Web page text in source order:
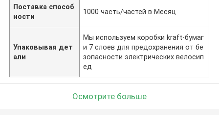
Поставка способ
ности
1000 часть/частей в Месяц
Упаковывая дет
али
Мы используем коробки kraft-бумаг
и 7 слоев для предохранения от бе
зопасности электрических велосип
ед
Осмотрите больше